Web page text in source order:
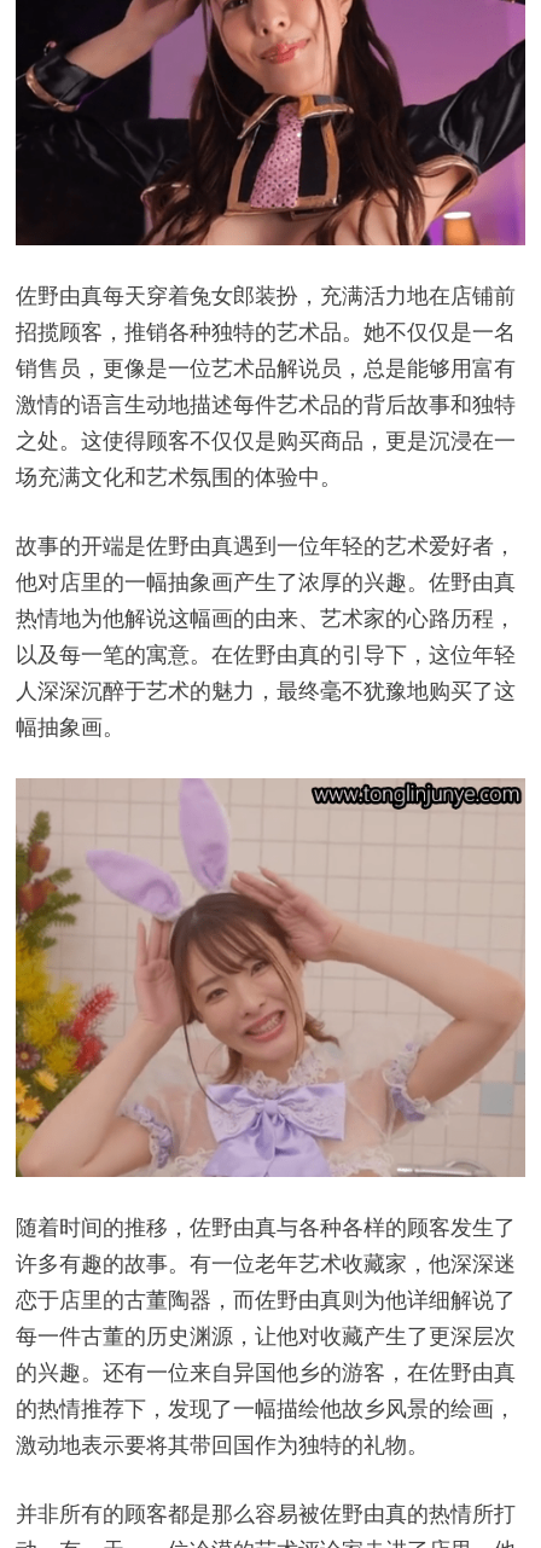
佐野由真每天穿着兔女郎装扮，充满活力地在店铺前
招揽顾客，推销各种独特的艺术品。她不仅仅是一名
销售员，更像是一位艺术品解说员，总是能够用富有
激情的语言生动地描述每件艺术品的背后故事和独特
之处。这使得顾客不仅仅是购买商品，更是沉浸在一
场充满文化和艺术氛围的体验中。
故事的开端是佐野由真遇到一位年轻的艺术爱好者，
他对店里的一幅抽象画产生了浓厚的兴趣。佐野由真
热情地为他解说这幅画的由来、艺术家的心路历程，
以及每一笔的寓意。在佐野由真的引导下，这位年轻
人深深沉醉于艺术的魅力，最终毫不犹豫地购买了这
幅抽象画。
随着时间的推移，佐野由真与各种各样的顾客发生了
许多有趣的故事。有一位老年艺术收藏家，他深深迷
恋于店里的古董陶器，而佐野由真则为他详细解说了
每一件古董的历史渊源，让他对收藏产生了更深层次
的兴趣。还有一位来自异国他乡的游客，在佐野由真
的热情推荐下，发现了一幅描绘他故乡风景的绘画，
激动地表示要将其带回国作为独特的礼物。
并非所有的顾客都是那么容易被佐野由真的热情所打